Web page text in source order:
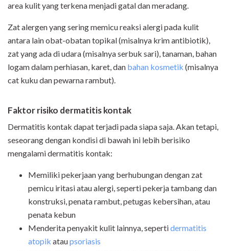
area kulit yang terkena menjadi gatal dan meradang.
Zat alergen yang sering memicu reaksi alergi pada kulit
antara lain obat-obatan topikal (misalnya krim antibiotik),
zat yang ada di udara (misalnya serbuk sari), tanaman, bahan
logam dalam perhiasan, karet, dan bahan kosmetik (misalnya
cat kuku dan pewarna rambut).
Faktor risiko dermatitis kontak
Dermatitis kontak dapat terjadi pada siapa saja. Akan tetapi,
seseorang dengan kondisi di bawah ini lebih berisiko
mengalami dermatitis kontak:
Memiliki pekerjaan yang berhubungan dengan zat
pemicu iritasi atau alergi, seperti pekerja tambang dan
konstruksi, penata rambut, petugas kebersihan, atau
penata kebun
Menderita penyakit kulit lainnya, sepertidermatitis
atopik ataupsoriasis